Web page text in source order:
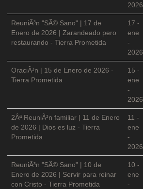
2026
ReuniÃ³n "SÃ© Sano" | 17 de
Enero de 2026 | Zarandeado pero
restaurando - Tierra Prometida
17 -
ene
-
2026
OraciÃ³n | 15 de Enero de 2026 -
Tierra Prometida
15 -
ene
-
2026
2Âª ReuniÃ³n familiar | 11 de Enero
de 2026 | Dios es luz - Tierra
Prometida
11 -
ene
-
2026
ReuniÃ³n "SÃ© Sano" | 10 de
Enero de 2026 | Servir para reinar
con Cristo - Tierra Prometida
10 -
ene
-